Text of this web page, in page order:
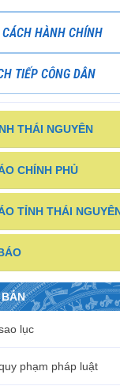
HÀNH CHÍNH
TIẾP CÔNG DÂN
THÁI NGUYÊN
CHÍNH PHỦ
TỈNH THÁI
lục
phạm pháp luật